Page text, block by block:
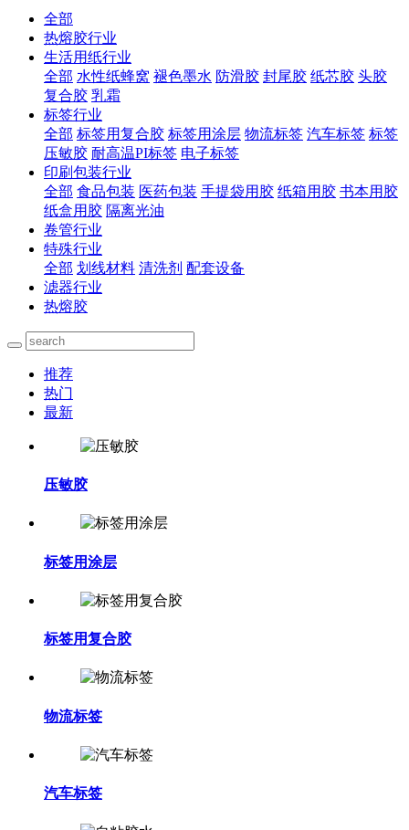
全部
热熔胶行业
生活用纸行业
全部 水性纸蜂窝 褪色墨水 防滑胶 封尾胶 纸芯胶 头胶
复合胶 乳霜
标签行业
全部 标签用复合胶 标签用涂层 物流标签 汽车标签 标签
压敏胶 耐高温PI标签 电子标签
印刷包装行业
全部 食品包装 医药包装 手提袋用胶 纸箱用胶 书本用胶
纸盒用胶 隔离光油
卷管行业
特殊行业
全部 划线材料 清洗剂 配套设备
滤器行业
热熔胶
推荐
热门
最新
压敏胶
标签用涂层
标签用复合胶
物流标签
汽车标签